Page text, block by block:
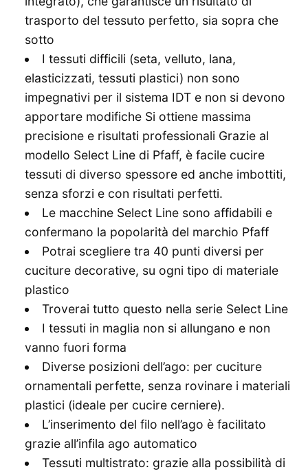
trasporto del tessuto perfetto, sia sopra che
sotto
I tessuti difficili (seta, velluto, lana,
elasticizzati, tessuti plastici) non sono
impegnativi per il sistema IDT e non si devono
apportare modifiche Si ottiene massima
precisione e risultati professionali Grazie al
modello Select Line di Pfaff, è facile cucire
tessuti di diverso spessore ed anche imbottiti,
senza sforzi e con risultati perfetti.
Le macchine Select Line sono affidabili e
confermano la popolarità del marchio Pfaff
Potrai scegliere tra 40 punti diversi per
cuciture decorative, su ogni tipo di materiale
plastico
Troverai tutto questo nella serie Select Line
I tessuti in maglia non si allungano e non
vanno fuori forma
Diverse posizioni dell’ago: per cuciture
ornamentali perfette, senza rovinare i materiali
plastici (ideale per cucire cerniere).
L’inserimento del filo nell’ago è facilitato
grazie all’infila ago automatico
Tessuti multistrato: grazie alla possibilità di